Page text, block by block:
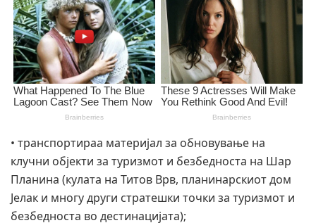
• транспортираа материјал за обновување на
клучни објекти за туризмот и безбедноста на Шар
Планина (кулата на Титов Врв, планинарскиот дом
Јелак и многу други стратешки точки за туризмот и
безбедноста во дестинацијата);